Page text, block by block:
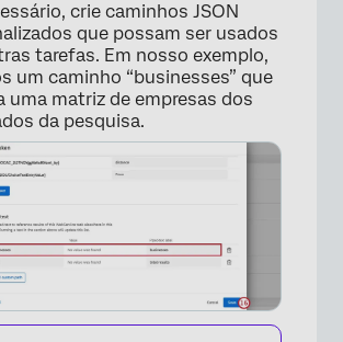
crie caminhos JSON
que possam ser usados
tarefas. Em nosso exemplo,
um caminho “businesses” que
uma matriz de empresas dos
da pesquisa.